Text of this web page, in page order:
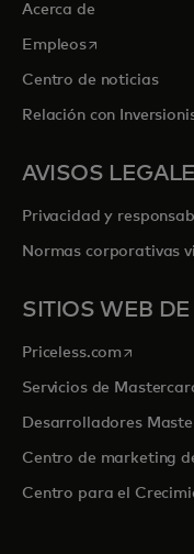
Acerca de
Empleosse abre en
Centro de noticias
Relación con
AVISOS
Privacidad y
Normas corporativas
SITIOS WEB
Priceless.com se abre
Servicios de
Desarrolladores
Centro de marketing
Centro para el